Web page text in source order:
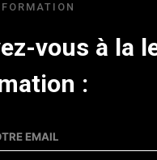
vous à la
: